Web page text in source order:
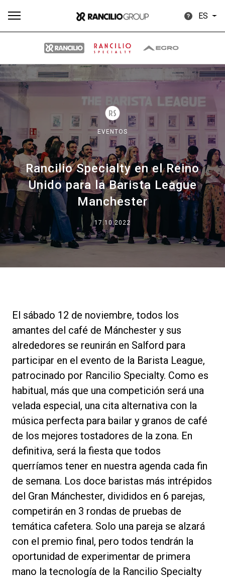
ES
EVENTOS
Rancilio Specialty en el Reino
Unido para la Barista League
Manchester
17.10.2022
El sábado 12 de noviembre, todos los
amantes del café de Mánchester y sus
alrededores se reunirán en Salford para
participar en el evento de la Barista League,
patrocinado por Rancilio Specialty. Como es
habitual, más que una competición será una
velada especial, una cita alternativa con la
música perfecta para bailar y granos de café
de los mejores tostadores de la zona. En
definitiva, será la fiesta que todos
querríamos tener en nuestra agenda cada fin
de semana. Los doce baristas más intrépidos
del Gran Mánchester, divididos en 6 parejas,
competirán en 3 rondas de pruebas de
temática cafetera. Solo una pareja se alzará
con el premio final, pero todos tendrán la
oportunidad de experimentar de primera
mano la tecnología de la Rancilio Specialty
Productos Noticias Descargar
Our brands
Group
Noticias
Nuestros laboratorios
Sostenibilidad
Connect
Contacto
Política de Privacidad